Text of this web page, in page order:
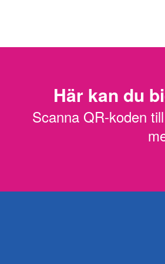
Här kan du
Scanna QR-koden